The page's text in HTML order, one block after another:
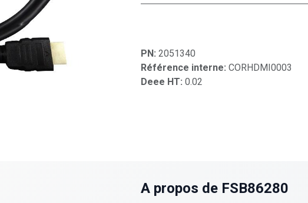
PN: 2051340
Référence interne: CORHDMI0003
Deee HT: 0.02
A propos de FSB86280